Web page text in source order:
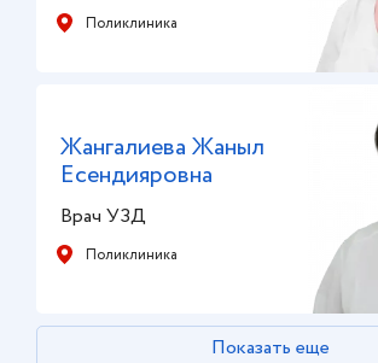
Поликлиника
Жангалиева Жаныл
Есендияровна
Врач УЗД
Поликлиника
Показать еще